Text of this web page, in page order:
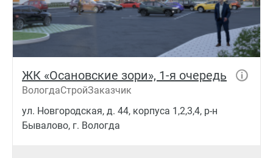
ЖК «Осановские зори», 1-я очередь
ВологдаСтройЗаказчик
ул. Новгородская, д. 44, корпуса 1,2,3,4, р-н
Бывалово, г. Вологда